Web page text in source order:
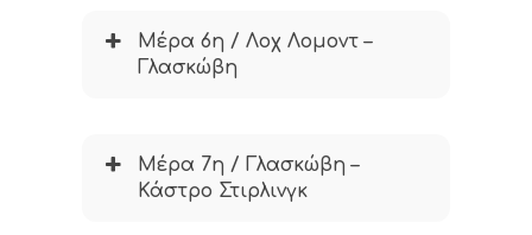
Μέρα 6η / Λοχ Λομοντ –
Γλασκώβη
Μέρα 7η / Γλασκώβη –
Κάστρο Στιρλινγκ